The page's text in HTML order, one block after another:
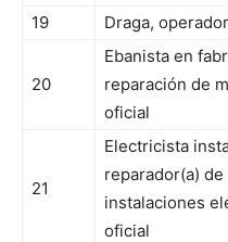
19 Draga,
20
Ebanista en
reparación de
oficial
21
Electricista
reparador(a) de
instalaciones
oficial